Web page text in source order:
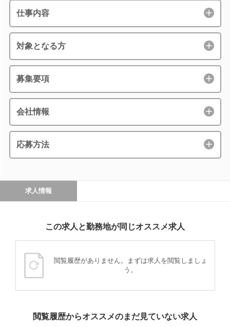
仕事内容
対象となる方
募集要項
会社情報
応募方法
求人情報
この求人と勤務地が同じオススメ求人
閲覧履歴がありません。まずは求人を閲覧しましょ
う。
閲覧履歴からオススメのまだ見ていない求人